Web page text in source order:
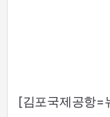
[김포국제공항=